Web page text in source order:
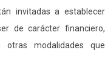
invitadas a establecer
de carácter financiero,
otras modalidades que